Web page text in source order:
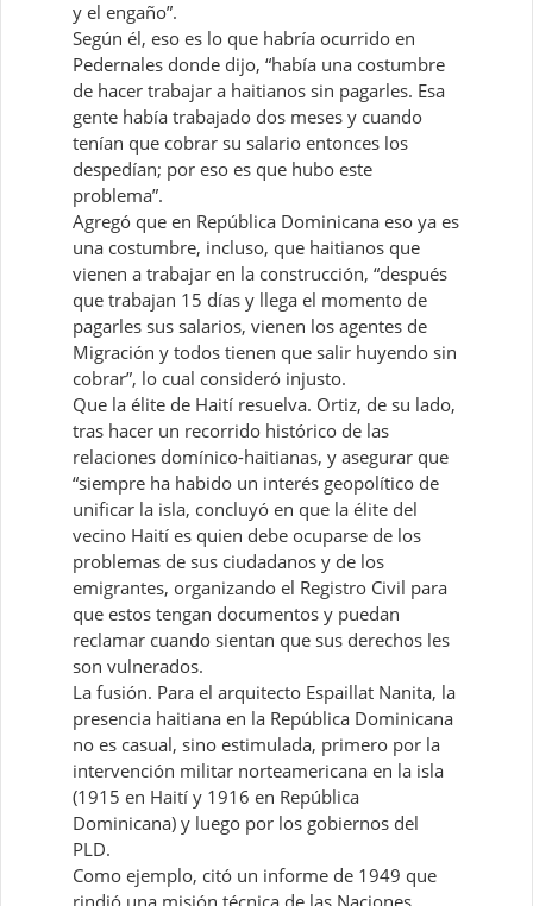
y el engaño”.
Según él, eso es lo que habría ocurrido en
Pedernales donde dijo, “había una costumbre
de hacer trabajar a haitianos sin pagarles. Esa
gente había trabajado dos meses y cuando
tenían que cobrar su salario entonces los
despedían; por eso es que hubo este
problema”.
Agregó que en República Dominicana eso ya es
una costumbre, incluso, que haitianos que
vienen a trabajar en la construcción, “después
que trabajan 15 días y llega el momento de
pagarles sus salarios, vienen los agentes de
Migración y todos tienen que salir huyendo sin
cobrar”, lo cual consideró injusto.
Que la élite de Haití resuelva. Ortiz, de su lado,
tras hacer un recorrido histórico de las
relaciones domínico-haitianas, y asegurar que
“siempre ha habido un interés geopolítico de
unificar la isla, concluyó en que la élite del
vecino Haití es quien debe ocuparse de los
problemas de sus ciudadanos y de los
emigrantes, organizando el Registro Civil para
que estos tengan documentos y puedan
reclamar cuando sientan que sus derechos les
son vulnerados.
La fusión. Para el arquitecto Espaillat Nanita, la
presencia haitiana en la República Dominicana
no es casual, sino estimulada, primero por la
intervención militar norteamericana en la isla
(1915 en Haití y 1916 en República
Dominicana) y luego por los gobiernos del
PLD.
Como ejemplo, citó un informe de 1949 que